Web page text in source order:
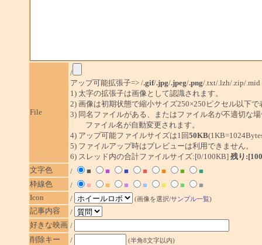
File
/
アップ可能拡張子=> /.gif/.jpg/.jpeg/.png/.txt/.lzh/.zip/.mid
1) 太字の拡張子は画像として認識されます。
2) 画像は初期状態で縮小サイズ250×250ピクセル以下で
3) 同名ファイルがある、またはファイル名が不適切な
ファイル名が自動変更されます。
4) アップ可能ファイルサイズは1回50KB
5) ファイルアップ時はプレビューは利用できません。
6) スレッド内の合計ファイルサイズ:[0/100KB] 残り
文字色
/ ■ ■ ■ ■ ■ ■
■
枠線色
/ ■ ■ ■ ■ ■ ■
■
Icon
/ (画像を選択/サンプル一覧)
記事内容
/
好きな映画 /
削除キー
/ (半角8文字以内)